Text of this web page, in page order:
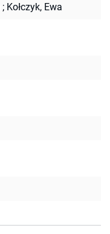
; Kołczyk, Ewa